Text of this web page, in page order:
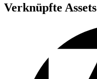
Verknüpfte Assets